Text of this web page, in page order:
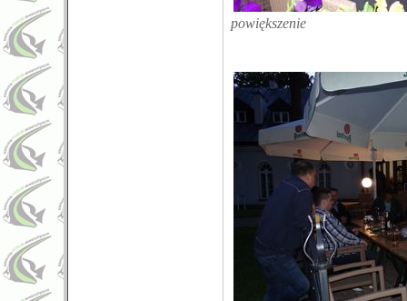
powiększenie